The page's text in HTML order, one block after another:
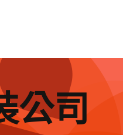
公司